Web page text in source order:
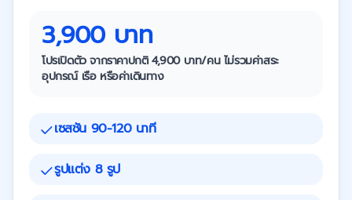
3,900 บาท
โปรเปิดตัว จากราคาปกติ 4,900 บาท/คน ไม่รวมค่าสระ
อุปกรณ์ เรือ หรือค่าเดินทาง
เซสชัน 90-120 นาที
รูปแต่ง 8 รูป